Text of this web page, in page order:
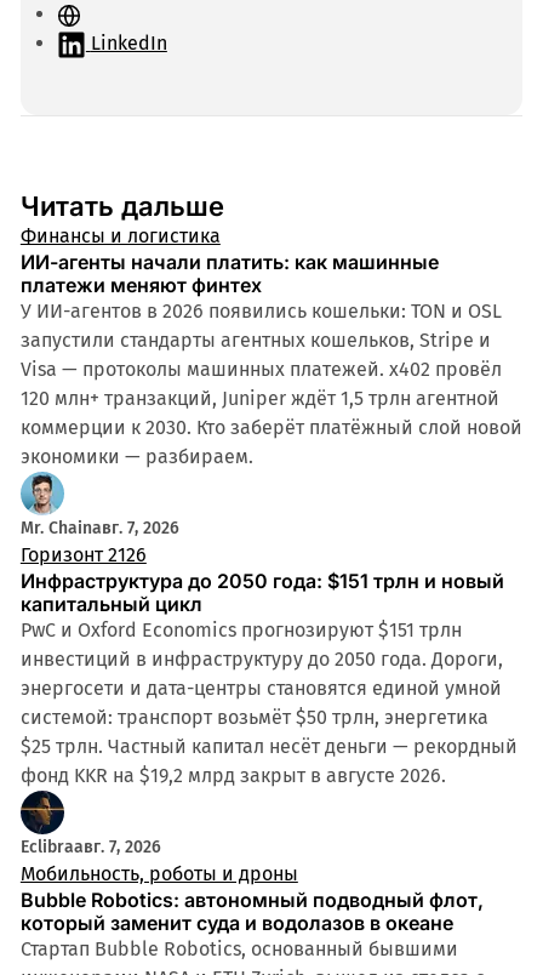
С
а LinkedIn
Читать дальше
Финансы и логистика
ИИ-агенты начали платить: как машинные
платежи меняют финтех
У ИИ-агентов в 2026 появились кошельки: TON и OSL
запустили стандарты агентных кошельков, Stripe и
Visa — протоколы машинных платежей. x402 провёл
120 млн+ транзакций, Juniper ждёт 1,5 трлн агентной
коммерции к 2030. Кто заберёт платёжный слой новой
экономики — разбираем.
Mr. Chainавг. 7, 2026
Горизонт 2126
Инфраструктура до 2050 года: $151 трлн и новый
капитальный цикл
PwC и Oxford Economics прогнозируют $151 трлн
инвестиций в инфраструктуру до 2050 года. Дороги,
энергосети и дата-центры становятся единой умной
системой: транспорт возьмёт $50 трлн, энергетика
$25 трлн. Частный капитал несёт деньги — рекордный
фонд KKR на $19,2 млрд закрыт в августе 2026.
Eclibraавг. 7, 2026
Мобильность, роботы и дроны
Bubble Robotics: автономный подводный флот,
который заменит суда и водолазов в океане
Стартап Bubble Robotics, основанный бывшими